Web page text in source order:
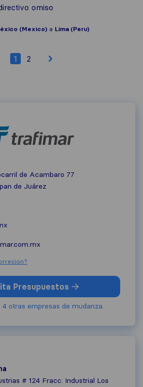
omiso
(Mexico) a Lima (Peru)
1 2
de Acambaro 77
de Juárez
Presupuestos
otras empresas de mudanza.
# 124 Fracc. Industrial Los